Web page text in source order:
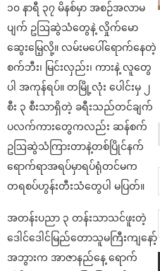
၁၀ နာရီ ၃၇ မိနစ်မှာ အစဉ်အလာမ
ပျက် ဥဩဆွဲသံတွေနဲ့ လှိုက်မော
ဆွေးမြေ့လို့။ လမ်းမပေါ်ရောက်နေတဲ့
စက်ဘီး၊ မြင်းလှည်း၊ ကားနဲ့ လူတွေ
ပါ အကုန်ရပ်။ တမြို့လုံး ပေါင်းမှ ၂
စီး ၃ စီးသာရှိတဲ့ ခရီးသည်တင်ချက်
ပလက်ကားတွေကလည်း ဆန်စက်
ဥဩဆွဲသံကြားတာနဲ့တစ်ပြိုင်နက်
ရောက်ရာအရပ်မှာရပ်ရုံတင်မက
တရစပ်ဟွန်းတီးသံတွေပါ မပြတ်။
အတန်းပညာ ၃ တန်းသာသင်ဖူးတဲ့
ဒေါင်ဒေါင်မြည်တောသူမကြီးကျနော့်
အဘွားက အာဇာနည်နေ့ ရောက်